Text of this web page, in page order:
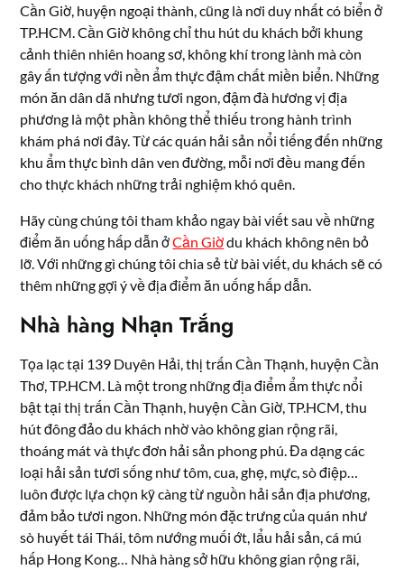
Cần Giờ, huyện ngoại thành, cũng là nơi duy nhất có biển ở
TP.HCM. Cần Giờ không chỉ thu hút du khách bởi khung
cảnh thiên nhiên hoang sơ, không khí trong lành mà còn
gây ấn tượng với nền ẩm thực đậm chất miền biển. Những
món ăn dân dã nhưng tươi ngon, đậm đà hương vị địa
phương là một phần không thể thiếu trong hành trình
khám phá nơi đây. Từ các quán hải sản nổi tiếng đến những
khu ẩm thực bình dân ven đường, mỗi nơi đều mang đến
cho thực khách những trải nghiệm khó quên.
Hãy cùng chúng tôi tham khảo ngay bài viết sau về những
điểm ăn uống hấp dẫn ởCần Giờdu khách không nên bỏ
lỡ. Với những gì chúng tôi chia sẻ từ bài viết, du khách sẽ có
thêm những gợi ý về địa điểm ăn uống hấp dẫn.
Nhà hàng Nhạn Trắng
Tọa lạc tại 139 Duyên Hải, thị trấn Cần Thạnh, huyện Cần
Thơ, TP.HCM. Là một trong những địa điểm ẩm thực nổi
bật tại thị trấn Cần Thạnh, huyện Cần Giờ, TP.HCM, thu
hút đông đảo du khách nhờ vào không gian rộng rãi,
thoáng mát và thực đơn hải sản phong phú. Đa dạng các
loại hải sản tươi sống như tôm, cua, ghẹ, mực, sò điệp…
luôn được lựa chọn kỹ càng từ nguồn hải sản địa phương,
đảm bảo tươi ngon. Những món đặc trưng của quán như
sò huyết tái Thái, tôm nướng muối ớt, lẩu hải sản, cá mú
hấp Hong Kong… Nhà hàng sở hữu không gian rộng rãi,